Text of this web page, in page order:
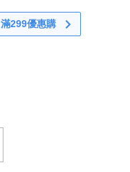
滿299優惠購